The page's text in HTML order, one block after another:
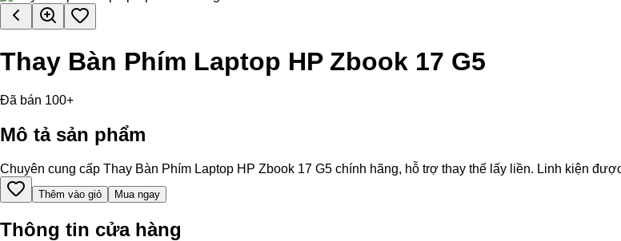
Thay Bàn Phím Laptop HP Zbook 17 G5
Đã bán 100+
Mô tả sản phẩm
Chuyên cung cấp Thay Bàn Phím Laptop HP Zbook 17 G5 chính hãng, hỗ trợ thay thế lấy liền. Linh kiện
Thêm vào giỏ Mua ngay
Thông tin cửa hàng